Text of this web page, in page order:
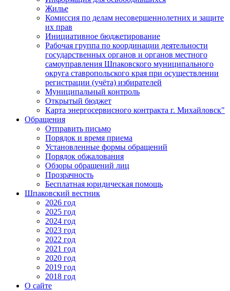
Жилье
Комиссия по делам несовершеннолетних и защите
их прав
Инициативное бюджетирование
Рабочая группа по координации деятельности
государственных органов и органов местного
самоуправления Шпаковского муниципального
округа ставропольского края при осуществлении
регистрации (учёта) избирателей
Муниципальный контроль
Открытый бюджет
Карта энергосервисного контракта г. Михайловск"
Обращения
Отправить письмо
Порядок и время приема
Установленные формы обращений
Порядок обжалования
Обзоры обращений лиц
Прозрачность
Бесплатная юридическая помощь
Шпаковский вестник
2026 год
2025 год
2024 год
2023 год
2022 год
2021 год
2020 год
2019 год
2018 год
О сайте